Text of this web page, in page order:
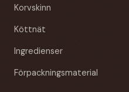
Korvskinn
Köttnät
Ingredienser
Förpackningsmaterial